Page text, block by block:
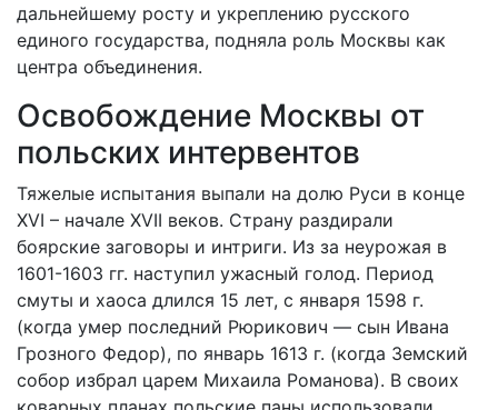
дальнейшему росту и укреплению русского
единого государства, подняла роль Москвы как
центра объединения.
Освобождение Москвы от
польских интервентов
Тяжелые испытания выпали на долю Руси в конце
XVI – начале XVII веков. Страну раздирали
боярские заговоры и интриги. Из за неурожая в
1601-1603 гг. наступил ужасный голод. Период
смуты и хаоса длился 15 лет, с января 1598 г.
(когда умер последний Рюрикович — сын Ивана
Грозного Федор), по январь 1613 г. (когда Земский
собор избрал царем Михаила Романова). В своих